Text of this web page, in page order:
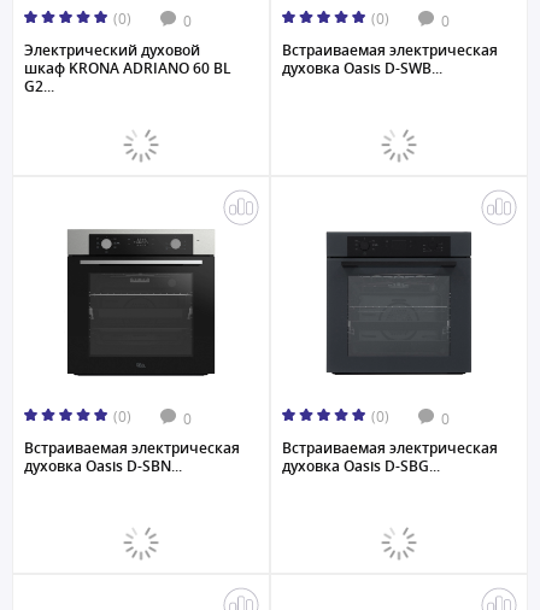
(0) 0
Электрический духовой
шкаф KRONA ADRIANO 60 BL
G2...
(0) 0
Встраиваемая электрическая
духовка Oasis D-SWB...
(0) 0
Встраиваемая электрическая
духовка Oasis D-SBN...
(0) 0
Встраиваемая электрическая
духовка Oasis D-SBG...